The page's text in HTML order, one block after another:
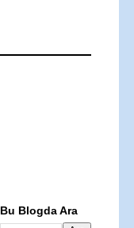
Bu Blogda Ara